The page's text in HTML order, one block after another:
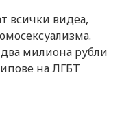
всички видеа,
два милиона рубли
на ЛГБТ